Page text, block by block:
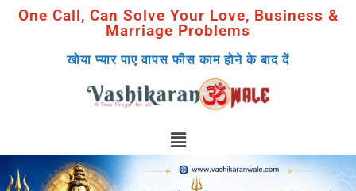
One Call, Can Solve Your Love, Business &
Marriage Problems
खोया प्यार पाए वापस फीस काम होने के बाद दें